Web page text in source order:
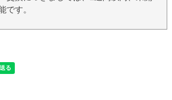
です。